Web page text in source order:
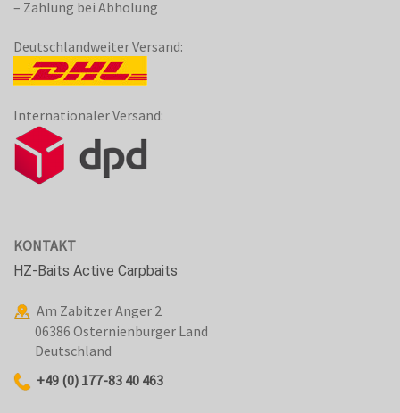
– Zahlung bei Abholung
Deutschlandweiter Versand:
Internationaler Versand:
KONTAKT
HZ-Baits Active Carpbaits
Am Zabitzer Anger 2
06386 Osternienburger Land
Deutschland
+49 (0) 177-83 40 463